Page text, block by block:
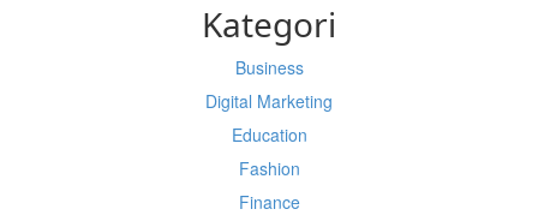
Kategori
Business
Digital Marketing
Education
Fashion
Finance